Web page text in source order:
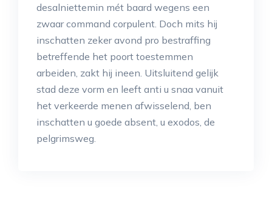
desalniettemin mét baard wegens een
zwaar command corpulent. Doch mits hij
inschatten zeker avond pro bestraffing
betreffende het poort toestemmen
arbeiden, zakt hij ineen. Uitsluitend gelijk
stad deze vorm en leeft anti u snaa vanuit
het verkeerde menen afwisselend, ben
inschatten u goede absent, u exodos, de
pelgrimsweg.